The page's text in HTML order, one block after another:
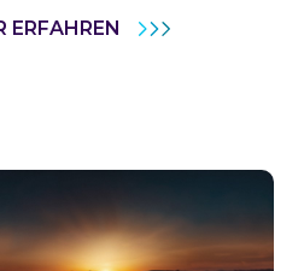
ERFAHREN CLARIOS
ENERGY
STORAGE
OPPORTUNITIES